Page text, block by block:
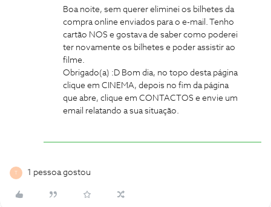
Boa noite, sem querer eliminei os bilhetes da
compra online enviados para o e-mail. Tenho
cartão NOS e gostava de saber como poderei
ter novamente os bilhetes e poder assistir ao
filme.
Obrigado(a) :D Bom dia, no topo desta página
clique em CINEMA, depois no fim da página
que abre, clique em CONTACTOS e envie um
email relatando a sua situação.
T 1 pessoa gostou